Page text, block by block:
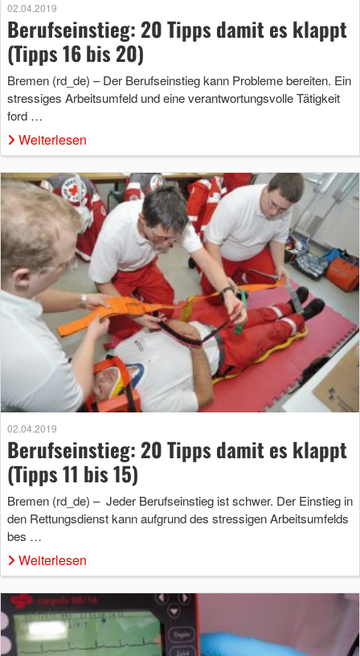
02.04.2019
Berufseinstieg: 20 Tipps damit es klappt
(Tipps 16 bis 20)
Bremen (rd_de) – Der Berufseinstieg kann Probleme bereiten. Ein
stressiges Arbeitsumfeld und eine verantwortungsvolle Tätigkeit
ford …
Weiterlesen
02.04.2019
Berufseinstieg: 20 Tipps damit es klappt
(Tipps 11 bis 15)
Bremen (rd_de) – Jeder Berufseinstieg ist schwer. Der Einstieg in
den Rettungsdienst kann aufgrund des stressigen Arbeitsumfelds
bes …
Weiterlesen